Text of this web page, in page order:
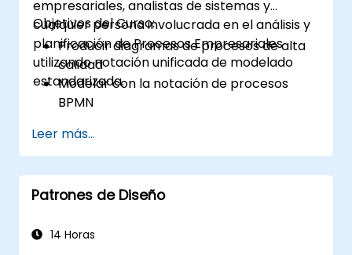
con los requisitos comerciales.
empresariales, analistas de sistemas y
cualquier persona involucrada en el análisis y
planificación de Procesos Empresariales
utilizando notación unificada de modelado
estandarizada.
Objetivos del Curso:
Producir diagramas de procesos de alta
calidad
Modelar con la notación de procesos
BPMN
como está (as-is)
Implementar flujos de procesos
optimizados para procesos intensivos en
personas
procesos y dividirlas en piezas más
Leer más...
Patrones de Diseño
14 Horas